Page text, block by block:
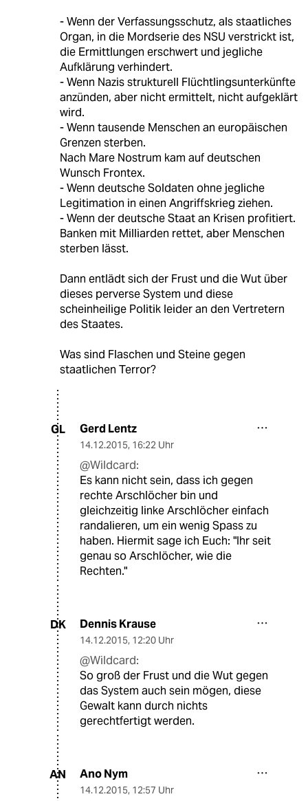
- Wenn der Verfassungsschutz, als staatliches
Organ, in die Mordserie des NSU verstrickt ist,
die Ermittlungen erschwert und jegliche
Aufklärung verhindert.
- Wenn Nazis strukturell Flüchtlingsunterkünfte
anzünden, aber nicht ermittelt, nicht aufgeklärt
wird.
- Wenn tausende Menschen an europäischen
Grenzen sterben.
Nach Mare Nostrum kam auf deutschen
Wunsch Frontex.
- Wenn deutsche Soldaten ohne jegliche
Legitimation in einen Angriffskrieg ziehen.
- Wenn der deutsche Staat an Krisen profitiert.
Banken mit Milliarden rettet, aber Menschen
sterben lässt.
Dann entlädt sich der Frust und die Wut über
dieses perverse System und diese
scheinheilige Politik leider an den Vertretern
des Staates.
Was sind Flaschen und Steine gegen
staatlichen Terror?
GL Gerd Lentz
14.12.2015, 16:22 Uhr
@Wildcard:
Es kann nicht sein, dass ich gegen
rechte Arschlöcher bin und
gleichzeitig linke Arschlöcher einfach
randalieren, um ein wenig Spass zu
haben. Hiermit sage ich Euch: "Ihr seit
genau so Arschlöcher, wie die
Rechten."
DK Dennis Krause
14.12.2015, 12:20 Uhr
@Wildcard:
So groß der Frust und die Wut gegen
das System auch sein mögen, diese
Gewalt kann durch nichts
gerechtfertigt werden.
AN Ano Nym
14.12.2015, 12:57 Uhr